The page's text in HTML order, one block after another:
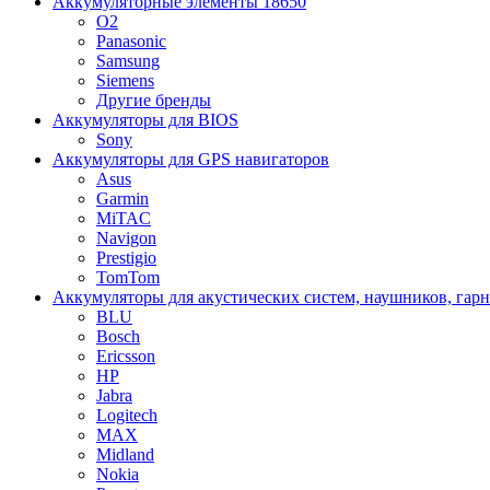
O2
Panasonic
Samsung
Siemens
Другие бренды
Аккумуляторы для BIOS
Sony
Аккумуляторы для GPS навигаторов
Asus
Garmin
MiTAC
Navigon
Prestigio
TomTom
Аккумуляторы для акустических систем, наушников,
BLU
Bosch
Ericsson
HP
Jabra
Logitech
MAX
Midland
Nokia